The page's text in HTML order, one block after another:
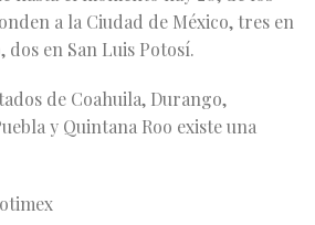
a la Ciudad de México, tres en
dos en San Luis Potosí.
de Coahuila, Durango,
y Quintana Roo existe una